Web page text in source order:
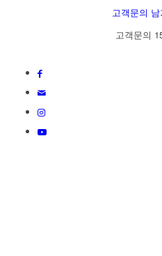
고객문의
고객문의